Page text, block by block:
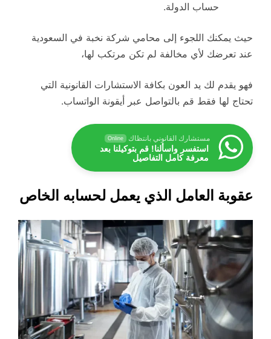
حساب الدولة.
حيث يمكنك اللجوء إلى محامي شركة نخبة في السعودية
عند تعرضك لأي مخالفة لم تكن مرتكب لها،
فهو يقدم لك يد العون بكافة الاستشارات القانونية التي
تحتاج لها فقط قم بالتواصل عبر أيقونة الواتساب.
مستشارك القانوني بانتظاك Online
استفسر واسألنا! قم بتوكيلنا بعد
معرفة كامل التفاصيل
عقوبة العامل الذي يعمل لحسابه الخاص